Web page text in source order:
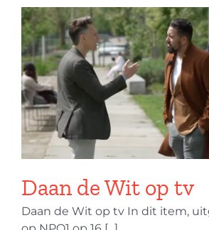
Daan de Wit op tv
Daan de Wit op tv In dit item,